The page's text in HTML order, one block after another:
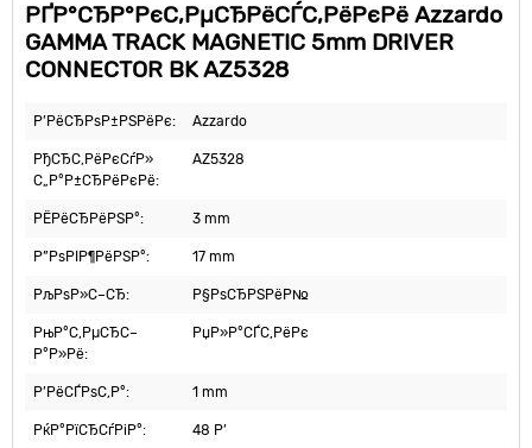
РҐР°СЂР°РєС‚РµСЂРёСЃС‚РёРєРё Azzardo
GAMMA TRACK MAGNETIC 5mm DRIVER
CONNECTOR BK AZ5328
Р’РёСЂРѕР±РЅРёРє: Azzardo
РђСЂС‚РёРєСѓР»
С„Р°Р±СЂРёРєРё:
AZ5328
РЁРёСЂРёРЅР°: 3 mm
Р”РѕРІР¶РёРЅР°: 17 mm
РљРѕР»С–СЂ: Р§РѕСЂРЅРёР№
РњР°С‚РµСЂС–
Р°Р»Рё:
РџР»Р°СЃС‚РёРє
Р’РёСЃРѕС‚Р°: 1 mm
РќР°РїСЂСѓРіР°: 48 Р’